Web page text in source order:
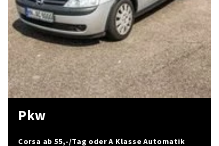
Pkw
Corsa ab 55,-/Tag oder A Klasse Automatik